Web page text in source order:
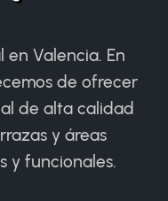
Valencia. En
de ofrecer
de alta calidad
y áreas
y funcionales.